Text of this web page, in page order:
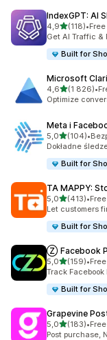
IndexGPT: AI
4,9na 5(118)
Łączna liczba
•
Get AI Traffic &
Built for
Microsoft
4,6na 5(1 826)
Łączna liczba•
Optimize
Meta i
5,0na 5(104)
Łączna liczba
•
Dokładne
Built for
TA MAPPY:
5,0na 5(413)
Łączna liczba
•
Let customers
Built for
Ⓩ Facebook
5,0na 5(159)
Łączna liczba
•
Track Facebook
Built for
Grapevine
5,0na 5(183)
Łączna liczba
•
Post purchase,